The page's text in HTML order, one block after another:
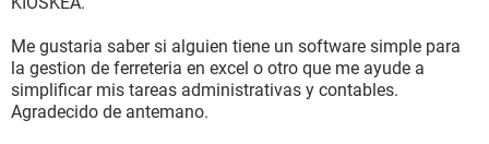
Me gustaria saber si alguien tiene un software simple para
la gestion de ferreteria en excel o otro que me ayude a
simplificar mis tareas administrativas y contables.
Agradecido de antemano.